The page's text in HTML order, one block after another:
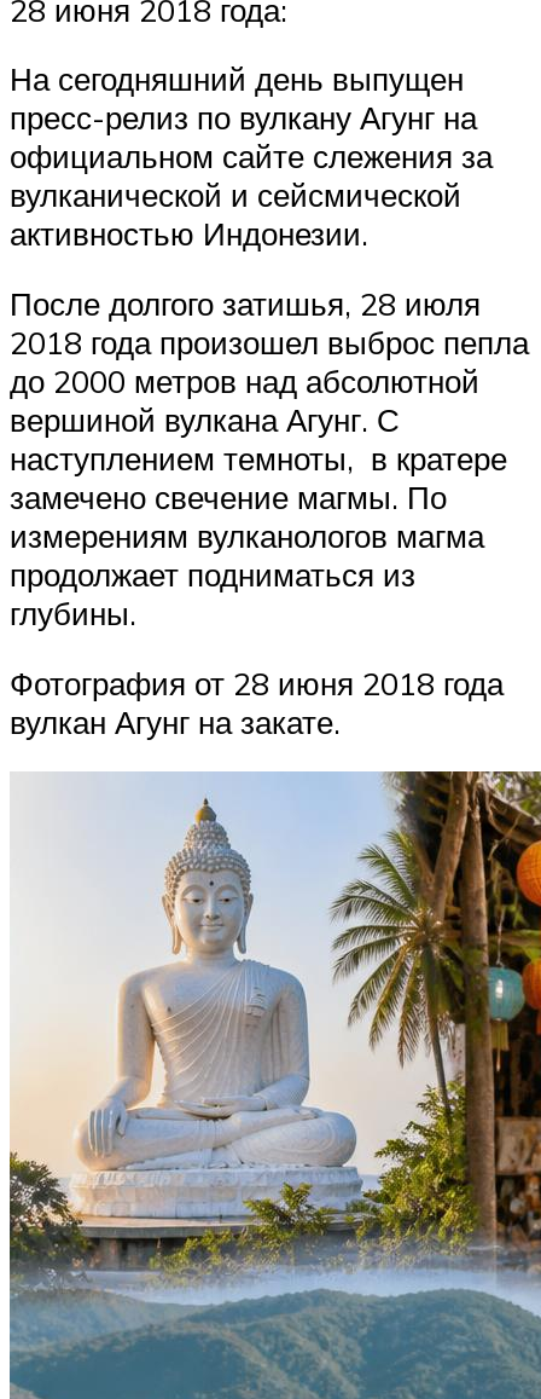
28 июня 2018 года:
На сегодняшний день выпущен
пресс-релиз по вулкану Агунг на
официальном сайте слежения за
вулканической и сейсмической
активностью Индонезии.
После долгого затишья, 28 июля
2018 года произошел выброс пепла
до 2000 метров над абсолютной
вершиной вулкана Агунг. С
наступлением темноты, в кратере
замечено свечение магмы. По
измерениям вулканологов магма
продолжает подниматься из
глубины. ⠀
Фотография от 28 июня 2018 года
вулкан Агунг на закате.